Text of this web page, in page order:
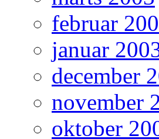
februar
januar
december
november
oktober